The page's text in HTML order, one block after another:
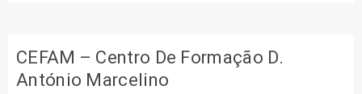
CEFAM – Centro De Formação D.
António Marcelino